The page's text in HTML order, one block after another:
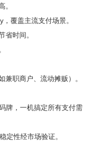
。
覆盖主流支付场景。
省时间。
兼职商户、流动摊贩）。
牌，一机搞定所有支付需
定性经市场验证。